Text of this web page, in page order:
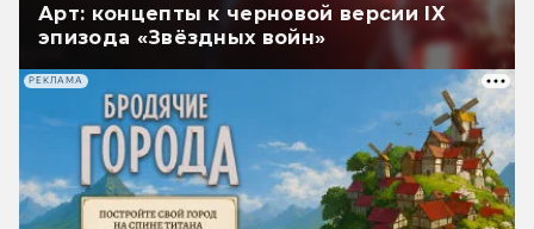
Арт: концепты к черновой версии IX
эпизода «Звёздных войн»
РЕКЛАМА